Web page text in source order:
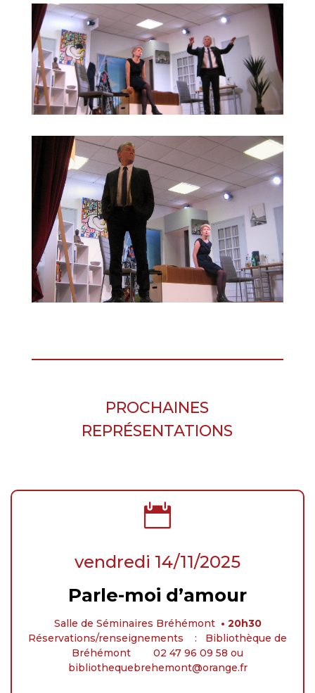
PROCHAINES
REPRÉSENTATIONS

vendredi 14/11/2025
Parle-moi d’amour
Salle de Séminaires Bréhémont • 20h30
Réservations/renseignements : Bibliothèque de
Bréhémont 02 47 96 09 58 ou
bibliothequebrehemont@orange.fr